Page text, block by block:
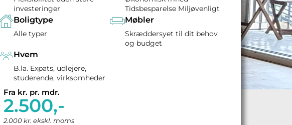
investeringer
Tidsbesparelse Miljøvenligt
Boligtype
Alle typer
Møbler
Skræddersyet til dit behov
og budget
Hvem
B.la. Expats, udlejere,
studerende, virksomheder
Fra kr. pr. mdr.
2.500,-
2.000 kr. ekskl. moms